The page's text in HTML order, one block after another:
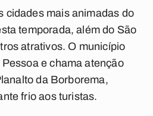
cidades mais animadas do
temporada, além do São
atrativos. O município
e chama atenção
da Borborema,
frio aos turistas.